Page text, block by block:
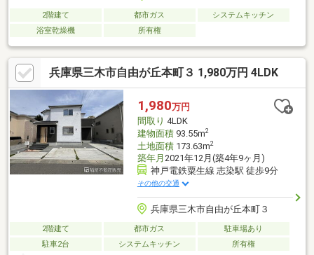
2階建て 都市ガス
システムキッチン
浴室乾燥機
所有権
兵庫県三木市自由が丘本町３ 1,980万円 4LDK
1,980万円
間取り 4LDK
建物面積93.55m2
土地面積173.63m2
築年月 2021年12月(築4年9ヶ月)
神戸電鉄粟生線 志染駅 徒歩9分
その他の交通
兵庫県三木市自由が丘本町３
2階建て 都市ガス
駐車場あり
駐車2台
システムキッチン 所有権